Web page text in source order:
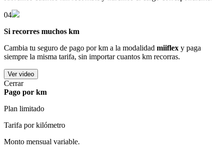
04
Si recorres muchos km
Cambia tu seguro de pago por km a la modalidad miiflex y paga
siempre la misma tarifa, sin importar cuantos km recorras.
Ver video
Cerrar
Pago por km
Plan limitado
Tarifa por kilómetro
Monto mensual variable.